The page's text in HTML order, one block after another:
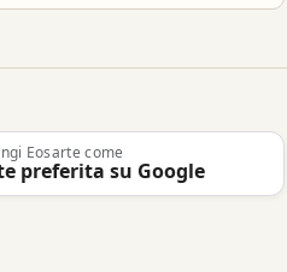
Eosarte come
preferita su Google